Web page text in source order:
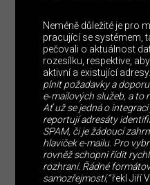
Neméně důležité je pro
pracující se systémem,
pečovali o aktuálnost
rozesílku, respektive,
aktivní a existující adresy.
plnit požadavky a
e‑mailových služeb, a to
Ať už se jedná o
reportují adresáty
SPAM, či je žádoucí
hlaviček e-mailu. Pro
rovněž schopni řídit
rozhraní. Řádné
samozřejmostí,“řekl Jiří